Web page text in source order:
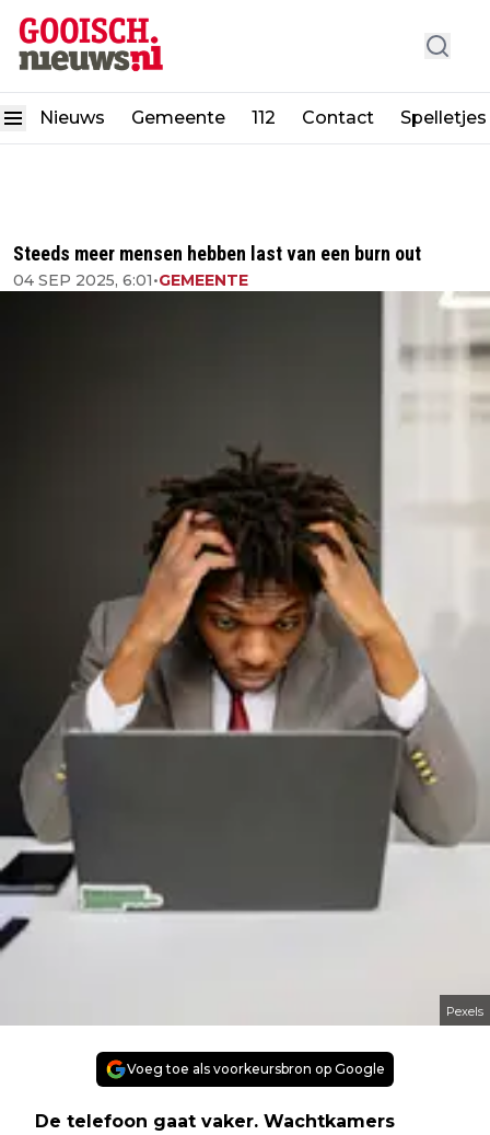
Nieuws Gemeente 112 Contact Spelletjes
Steeds meer mensen hebben last van een burn out
04 SEP 2025, 6:01•GEMEENTE
Pexels
Voeg toe als voorkeursbron op Google
De telefoon gaat vaker. Wachtkamers